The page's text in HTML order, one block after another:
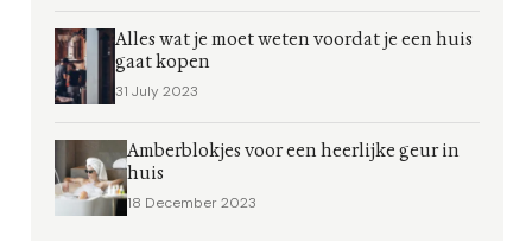
Alles wat je moet weten voordat je een huis
gaat kopen
31 July 2023
Amberblokjes voor een heerlijke geur in
huis
18 December 2023